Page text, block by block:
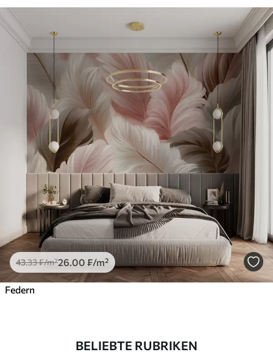
43.33₣/m²26 .00 ₣/m²
Federn
BELIEBTE RUBRIKEN